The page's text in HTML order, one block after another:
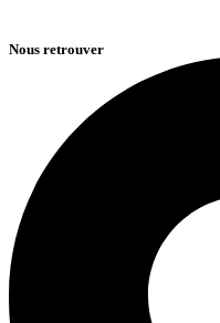
Nous retrouver